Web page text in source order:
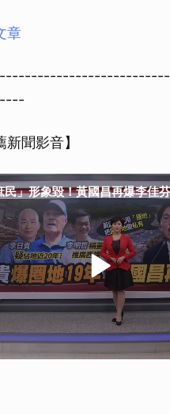
章
新聞影音】